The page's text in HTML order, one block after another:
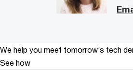
We help you meet tomorrow’s tech
See how